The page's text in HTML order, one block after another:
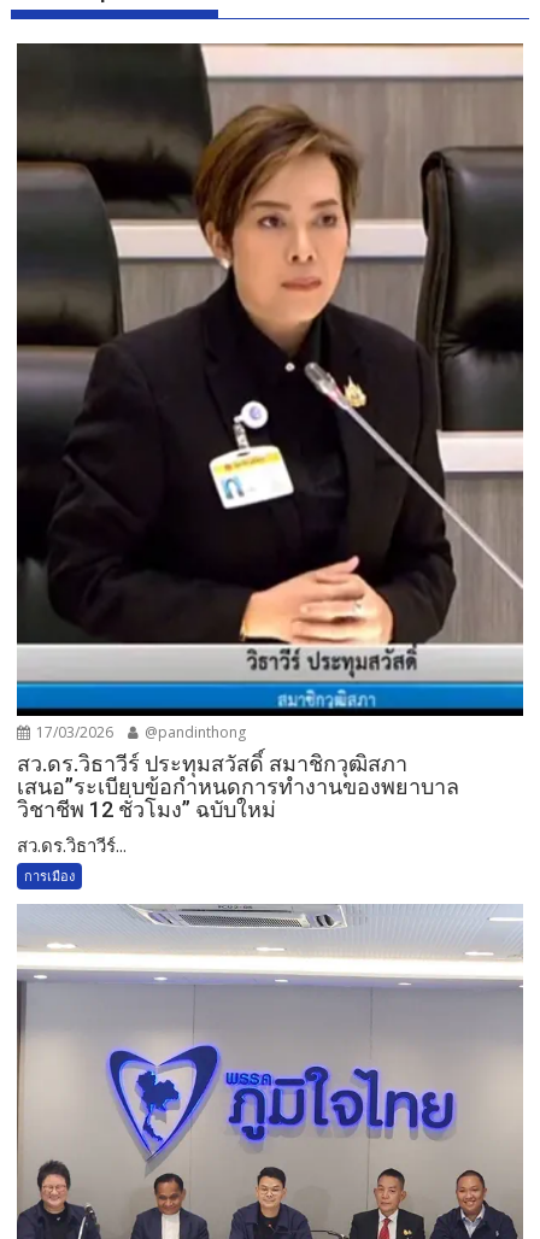
17/03/2026 @pandinthong
สว.ดร.วิธา​วีร์​ ประทุ​ม​สวัสดิ์​ สมาชิกวุฒิสภา
เสนอ”ระเบียบข้อกำหนดการทำงานของพยาบาล
วิชาชีพ​ 12 ชั่วโมง​” ฉบับใหม่
สว.ดร.วิธา​วีร์​...
การเมือง